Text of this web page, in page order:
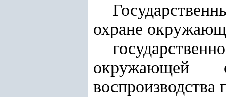
охране
окружающей